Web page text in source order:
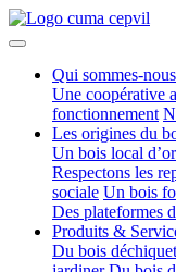
Qui sommes-
Une coopérative
fonctionnement
Les origines du
Un bois local
Respectons les
sociale Un bois
Des plateformes
Produits &
Du bois